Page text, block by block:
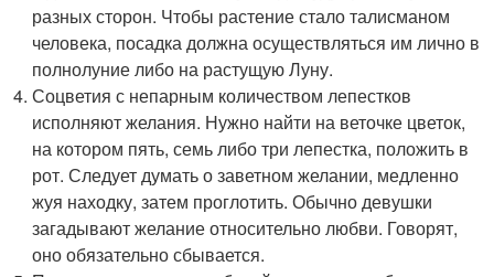
разных сторон. Чтобы растение стало талисманом
человека, посадка должна осуществляться им лично в
полнолуние либо на растущую Луну.
Соцветия с непарным количеством лепестков
исполняют желания. Нужно найти на веточке цветок,
на котором пять, семь либо три лепестка, положить в
рот. Следует думать о заветном желании, медленно
жуя находку, затем проглотить. Обычно девушки
загадывают желание относительно любви. Говорят,
оно обязательно сбывается.